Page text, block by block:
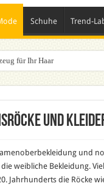
Schuhe Trend-
Styleguide für die
und
und
weibliche Bekleidung.
Jahrhunderts die Röcke